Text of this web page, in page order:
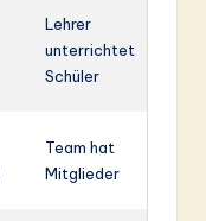
Lehrer
unterrichtet
Schüler
Team hat
Mitglieder